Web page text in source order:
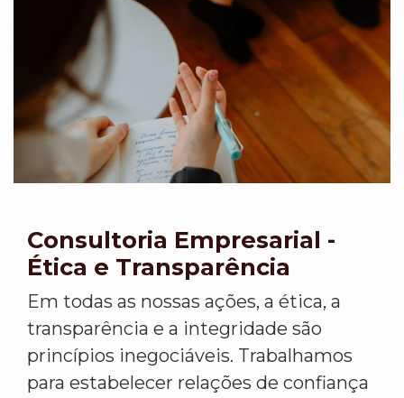
Consultoria Empresarial -
Ética e Transparência
Em todas as nossas ações, a ética, a
transparência e a integridade são
princípios inegociáveis. Trabalhamos
para estabelecer relações de confiança